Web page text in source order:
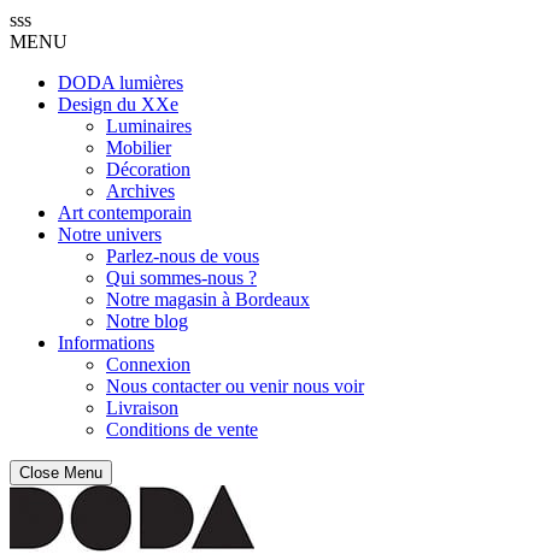
sss
MENU
DODA lumières
Design du XXe
Luminaires
Mobilier
Décoration
Archives
Art contemporain
Notre univers
Parlez-nous de vous
Qui sommes-nous ?
Notre magasin à Bordeaux
Notre blog
Informations
Connexion
Nous contacter ou venir nous voir
Livraison
Conditions de vente
Close Menu